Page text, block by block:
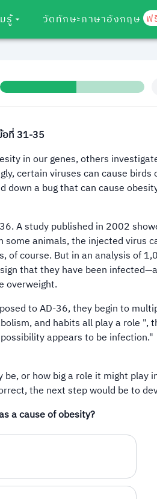
รู้ วัดทักษะภาษาอังกฤษ ฟ
อที่ 31-35
in our genes, others
certain viruses can cause birds
a bug that can cause
A study published in 2002
animals, the injected virus
of course. But in an analysis of
that they have been
overweight.
to AD-36, they begin to
and habits all play a role ",
appears to be infection."
or how big a role it might play
the next step would be to
a cause of obesity?